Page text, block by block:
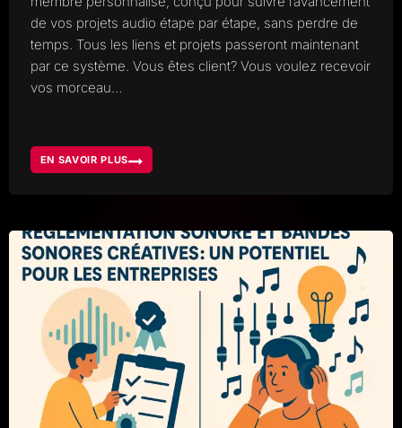
de vos projets audio étape par étape, sans perdre de
temps. Tous les liens et projets passeront maintenant
par ce système. Vous êtes client? Vous voulez recevoir
vos morceau…
EN SAVOIR PLUS
DÉCOUVREZ
VOTRE
DE
PROJETS
EN
TEMPS
RÉEL